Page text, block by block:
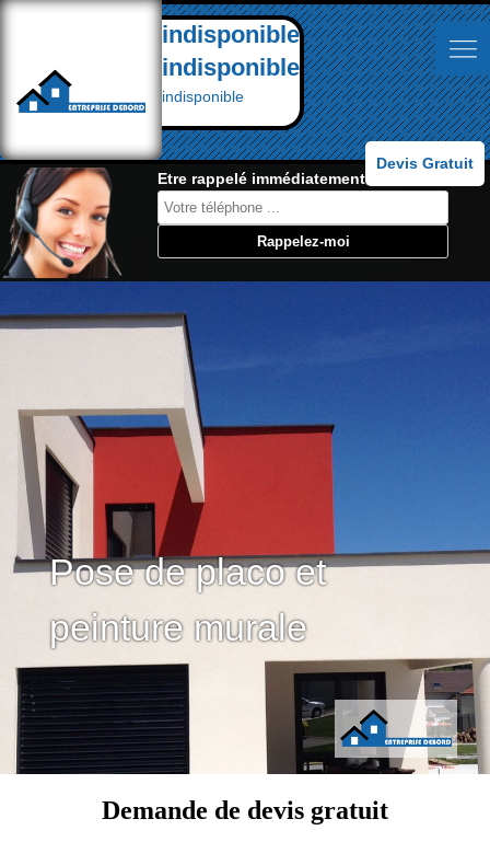
indisponible
indisponible
indisponible
Devis Gratuit
Etre rappelé immédiatement:
Pose de placo et
peinture murale
Demande de devis gratuit